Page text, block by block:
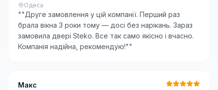
Одеса
""Друге замовлення у цій компанії. Перший раз
брала вікна 3 роки тому — досі без нарікань. Зараз
замовила двері Steko. Все так само якісно і вчасно.
Компанія надійна, рекомендую!""
Макс